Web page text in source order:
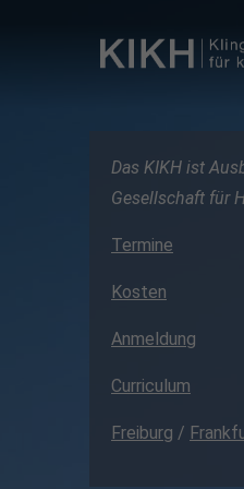
Login
Register
Das KIKH ist
Gesellschaft für
Termine
Kosten
Anmeldung
Curriculum
Freiburg /